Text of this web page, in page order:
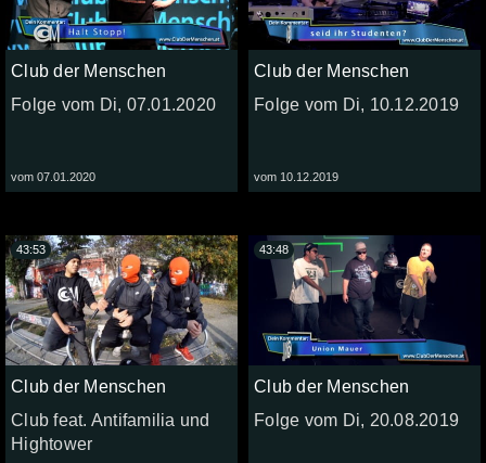
Club der Menschen
Folge vom Di, 07.01.2020
vom 07.01.2020
Club der Menschen
Folge vom Di, 10.12.2019
vom 10.12.2019
Club der Menschen
Club feat. Antifamilia und
Hightower
43:53
Club der Menschen
Folge vom Di, 20.08.2019
43:48